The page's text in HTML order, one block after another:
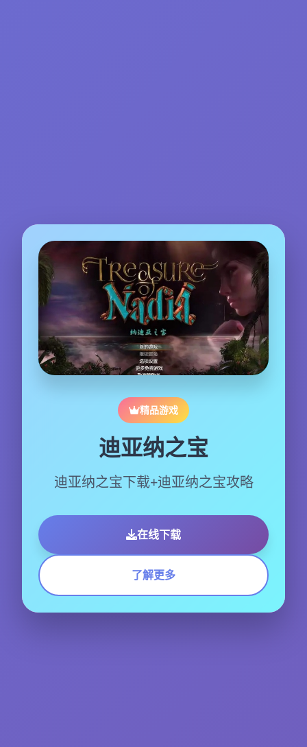
精品游戏
迪亚纳之宝
迪亚纳之宝下载+迪亚纳之宝攻略
在线下载
了解更多